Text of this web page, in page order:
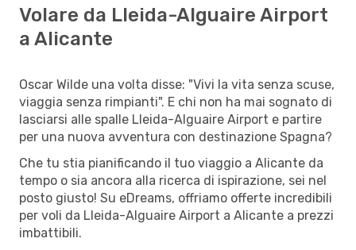
Volare da Lleida-Alguaire Airport
a Alicante
Oscar Wilde una volta disse: "Vivi la vita senza scuse,
viaggia senza rimpianti". E chi non ha mai sognato di
lasciarsi alle spalle Lleida-Alguaire Airport e partire
per una nuova avventura con destinazione Spagna?
Che tu stia pianificando il tuo viaggio a Alicante da
tempo o sia ancora alla ricerca di ispirazione, sei nel
posto giusto! Su eDreams, offriamo offerte incredibili
per voli da Lleida-Alguaire Airport a Alicante a prezzi
imbattibili.